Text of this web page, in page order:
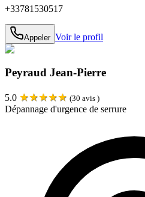
+33781530517
Appeler Voir le profil
Peyraud Jean-Pierre
5.0 ★★★★★ (30 avis )
Dépannage d'urgence de serrure